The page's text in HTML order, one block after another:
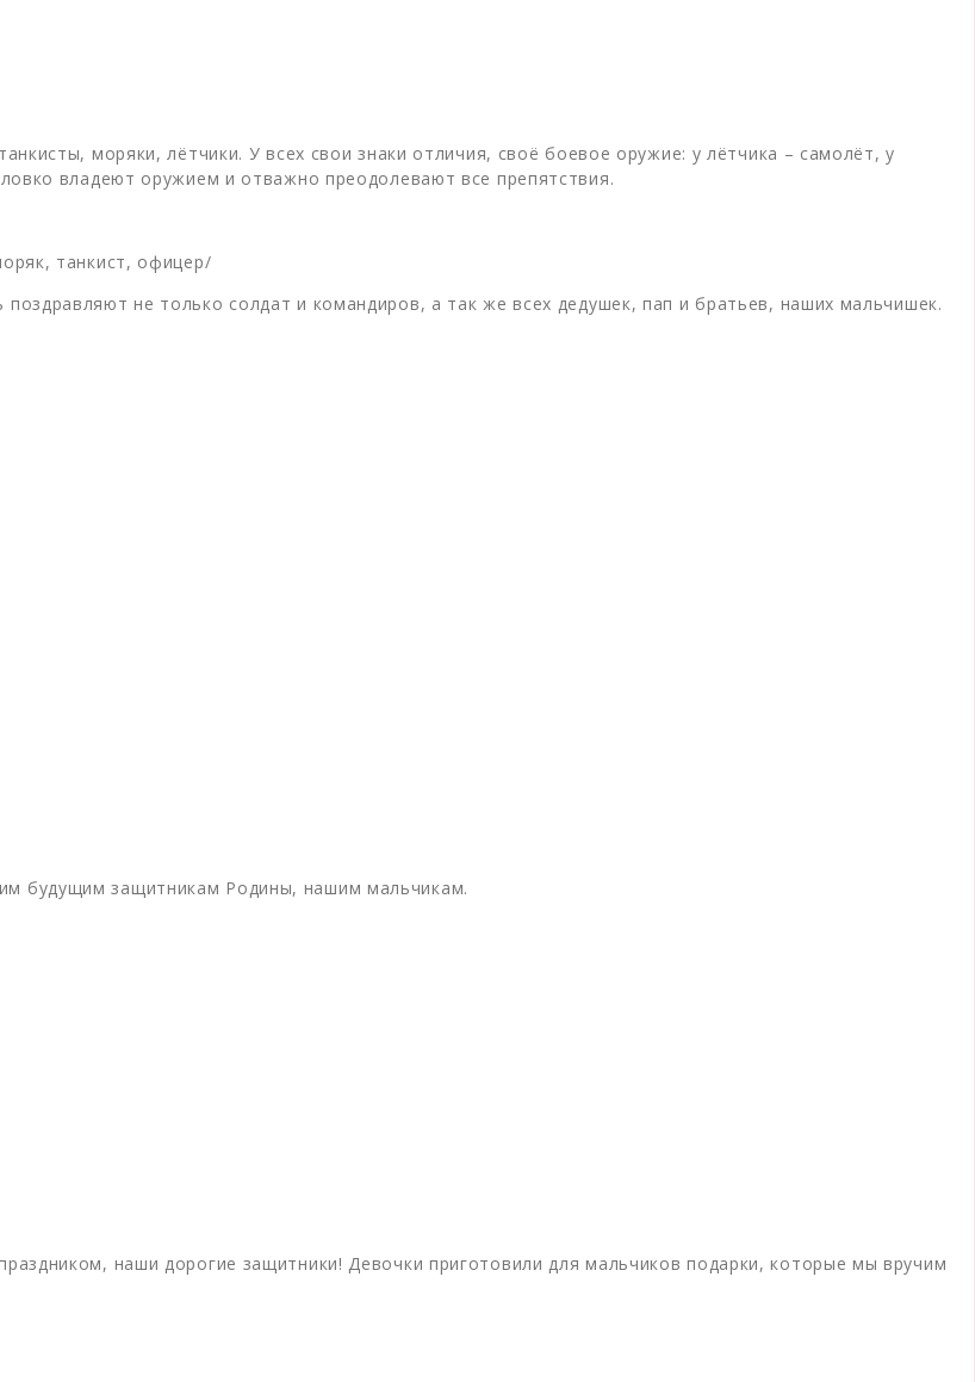
моряки, лётчики. У всех свои знаки отличия, своё боевое оружие: у лётчика – самолёт, у
владеют оружием и отважно преодолевают все препятствия.
танкист, офицер/
не только солдат и командиров, а так же всех дедушек, пап и братьев, наших мальчишек.
будущим защитникам Родины, нашим мальчикам.
наши дорогие защитники! Девочки приготовили для мальчиков подарки, которые мы вручим